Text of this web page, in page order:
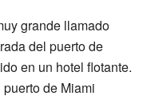
grande llamado
del puerto de
en un hotel flotante.
de Miami